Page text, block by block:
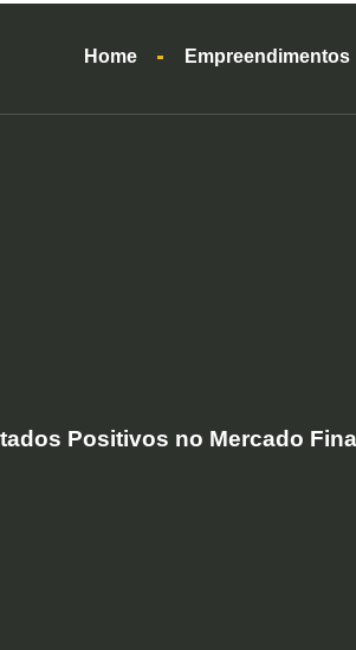
Home Empreendimentos
Positivos no Mercado